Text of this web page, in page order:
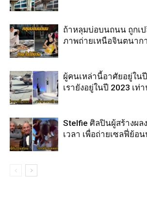
ถ้าหลุมบ่อบนถนน ถูกเ
ภาพถ่ายเหนือจินตนาก
ผู้คนเหล่านี้อาศัยอยู่ใน
เรายังอยู่ในปี 2023 เท่
Stelfie ศิลปินผู้สร้างผล
เวลา เพื่อถ่ายเซลฟี่ย้อ